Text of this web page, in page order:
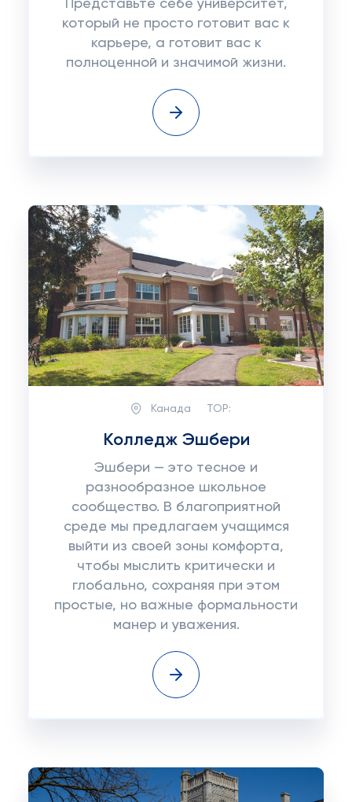
Представьте себе университет,
который не просто готовит вас к
карьере, а готовит вас к
полноценной и значимой жизни.
Канада TOP:
Колледж Эшбери
Эшбери — это тесное и
разнообразное школьное
сообщество. В благоприятной
среде мы предлагаем учащимся
выйти из своей зоны комфорта,
чтобы мыслить критически и
глобально, сохраняя при этом
простые, но важные формальности
манер и уважения.